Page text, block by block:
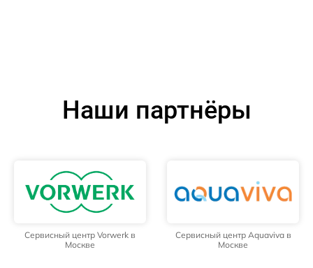
Наши партнёры
Сервисный центр Vorwerk в
Москве
Сервисный центр Aquaviva в
Москве